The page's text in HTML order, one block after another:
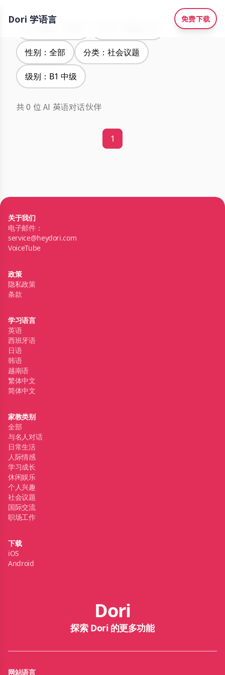
Dori 学语言 免费下载
性别：全部 分类：社会议题
级别：B1 中级
共 0 位 AI 英语对话伙伴
1
关于我们
电子邮件：
service@heydori.com
VoiceTube
政策
隐私政策
条款
学习语言
英语
西班牙语
日语
韩语
越南语
繁体中文
简体中文
家教类别
全部
与名人对话
日常生活
人际情感
学习成长
休闲娱乐
个人兴趣
社会议题
国际交流
职场工作
下载
iOS
Android
Dori
探索 Dori 的更多功能
网站语言